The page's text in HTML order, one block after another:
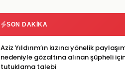
SON DAKIKA
Aziz Yıldırım’ın kızına yönelik
nedeniyle gözaltına alınan şüpheli
tutuklama talebi